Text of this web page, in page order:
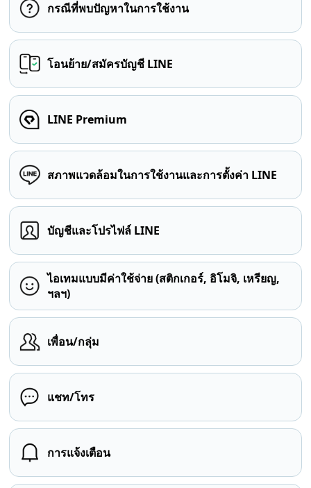
กรณีที่พบปัญหาในการใช้งาน
โอนย้าย/สมัครบัญชี LINE
LINE Premium
สภาพแวดล้อมในการใช้งานและการตั้งค่า LINE
บัญชีและโปรไฟล์ LINE
ไอเทมแบบมีค่าใช้จ่าย (สติกเกอร์, อิโมจิ, เหรียญ,
ฯลฯ)
เพื่อน/กลุ่ม
แชท/โทร
การแจ้งเตือน